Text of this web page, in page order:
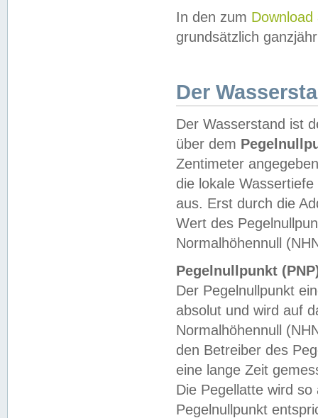
In den zum Download
grundsätzlich
Der
Der Wasserstand ist
über dem
Zentimeter
die lokale
aus. Erst durch die
Wert des
Normalhöhennull
Pegelnullpunkt
Der Pegelnullpunkt
absolut und wird auf
Normalhöhennull
den Betreiber des
eine lange Zeit
Die Pegellatte wird
Pegelnullpunkt